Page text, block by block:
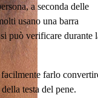
a seconda delle
usano una barra
può verificare durante
farlo
testa del pene.